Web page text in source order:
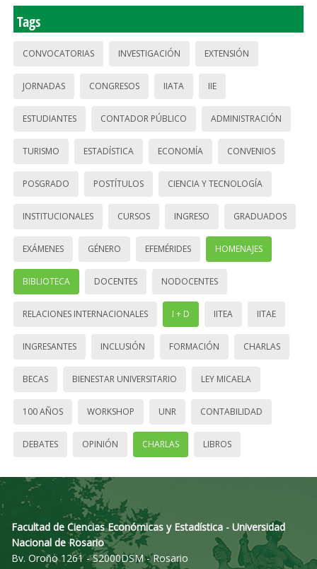
Tags
CONVOCATORIAS INVESTIGACIÓN EXTENSIÓN
JORNADAS CONGRESOS IIATA IIE
ESTUDIANTES CONTADOR PÚBLICO ADMINISTRACIÓN
TURISMO ESTADÍSTICA ECONOMÍA CONVENIOS
POSGRADO POSTÍTULOS CIENCIA Y TECNOLOGÍA
INSTITUCIONALES CURSOS INGRESO GRADUADOS
EXÁMENES GÉNERO EFEMÉRIDES HOMENAJES
BIBLIOTECA DOCENTES NODOCENTES
RELACIONES INTERNACIONALES I + D IITEA IITAE
INGRESANTES INCLUSIÓN FORMACIÓN CHARLAS
BECAS BIENESTAR UNIVERSITARIO LEY MICAELA
100 AÑOS WORKSHOP UNR CONTABILIDAD
DEBATES OPINIÓN CHARLAS LIBROS
Facultad de Ciencias Económicas y Estadística - Universidad
Nacional de Rosario
Bv. Oroño 1261 - S2000DSM - Rosario